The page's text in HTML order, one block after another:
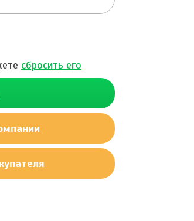
сбросить его